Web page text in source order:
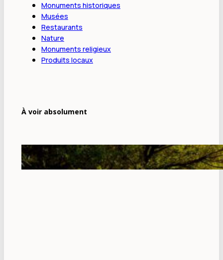
Monuments historiques
Musées
Restaurants
Nature
Monuments religieux
Produits locaux
À voir absolument